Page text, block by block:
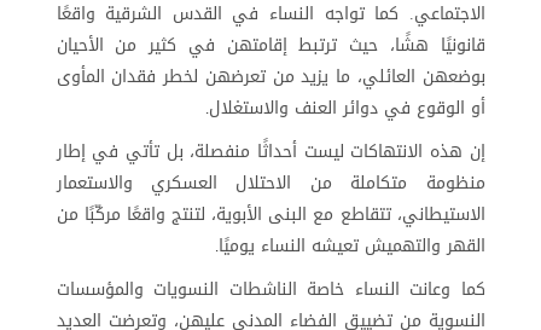
الاجتماعي. كما تواجه النساء في القدس الشرقية واقعًا
قانونيًا هشًا، حيث ترتبط إقامتهن في كثير من الأحيان
بوضعهن العائلي، ما يزيد من تعرضهن لخطر فقدان المأوى
أو الوقوع في دوائر العنف والاستغلال.
إن هذه الانتهاكات ليست أحداثًا منفصلة، بل تأتي في إطار
منظومة متكاملة من الاحتلال العسكري والاستعمار
الاستيطاني، تتقاطع مع البنى الأبوية، لتنتج واقعًا مركّبًا من
القهر والتهميش تعيشه النساء يوميًا.
كما وعانت النساء خاصة الناشطات النسويات والمؤسسات
النسوية من تضييق الفضاء المدني عليهن، وتعرضت العديد